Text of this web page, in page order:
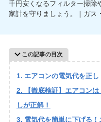
千円安くなるフィルター掃除
家計を守りましょう。｜ガス
この記事の目次
エアコンの電気代を正
【徹底検証】エアコン
しが正解！
電気代を簡単に下げる